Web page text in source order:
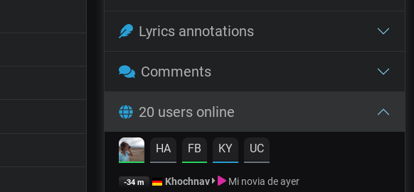
Lyrics annotations
Comments
20 users online
HA FB KY UC
-34 m Khochnav Mi novia de ayer